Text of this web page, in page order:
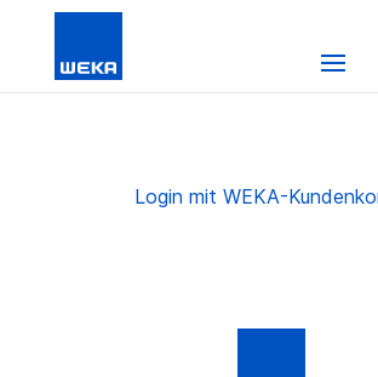
Login mit WEKA-